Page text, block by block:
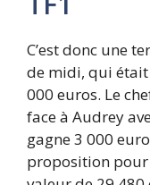
C’est donc une
de midi, qui
000 euros. Le
face à Audrey
gagne 3 000
proposition pour